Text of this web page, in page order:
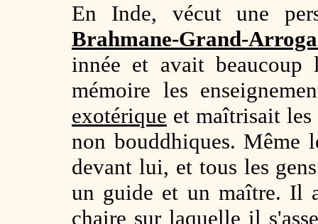
En Inde, vécut une
Brahmane-Grand-
innée et avait beaucoup
mémoire les
exotérique et maîtrisait les
non bouddhiques. Même
devant lui, et tous les
un guide et un maître. Il
chaire sur laquelle il